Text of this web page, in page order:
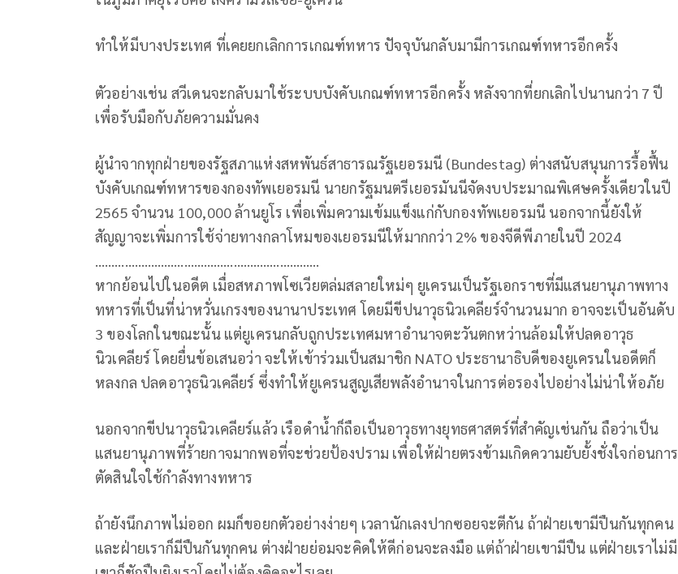
ทำให้มีบางประเทศ ที่เคยยกเลิกการเกณฑ์ทหาร ปัจจุบันกลับมามีการเกณฑ์ทหารอีกครั้ง
ตัวอย่างเช่น สวีเดนจะกลับมาใช้ระบบบังคับเกณฑ์ทหารอีกครั้ง หลังจากที่ยกเลิกไปนานกว่า 7 ปี
เพื่อรับมือกับภัยความมั่นคง
ผู้นำจากทุกฝ่ายของรัฐสภาแห่งสหพันธ์สาธารณรัฐเยอรมนี (Bundestag) ต่างสนับสนุนการรื้อฟื้น
บังคับเกณฑ์ทหารของกองทัพเยอรมนี นายกรัฐมนตรีเยอรมันนีจัดงบประมาณพิเศษครั้งเดียวในปี
2565 จำนวน 100,000 ล้านยูโร เพื่อเพิ่มความเข้มแข็งแก่กับกองทัพเยอรมนี นอกจากนี้ยังให้
สัญญาจะเพิ่มการใช้จ่ายทางกลาโหมของเยอรมนีให้มากกว่า 2% ของจีดีพีภายในปี 2024
………………………………………………..…………
หากย้อนไปในอดีต เมื่อสหภาพโซเวียตล่มสลายใหม่ๆ ยูเครนเป็นรัฐเอกราชที่มีแสนยานุภาพทาง
ทหารที่เป็นที่น่าหวั่นเกรงของนานาประเทศ โดยมีขีปนาวุธนิวเคลียร์จำนวนมาก อาจจะเป็นอันดับ
3 ของโลกในขณะนั้น แต่ยูเครนกลับถูกประเทศมหาอำนาจตะวันตกหว่านล้อมให้ปลดอาวุธ
นิวเคลียร์ โดยยื่นข้อเสนอว่า จะให้เข้าร่วมเป็นสมาชิก NATO ประธานาธิบดีของยูเครนในอดีตก็
หลงกล ปลดอาวุธนิวเคลียร์ ซึ่งทำให้ยูเครนสูญเสียพลังอำนาจในการต่อรองไปอย่างไม่น่าให้อภัย
นอกจากขีปนาวุธนิวเคลียร์แล้ว เรือดำน้ำก็ถือเป็นอาวุธทางยุทธศาสตร์ที่สำคัญเช่นกัน ถือว่าเป็น
แสนยานุภาพที่ร้ายกาจมากพอที่จะช่วยป้องปราม เพื่อให้ฝ่ายตรงข้ามเกิดความยับยั้งชั่งใจก่อนการ
ตัดสินใจใช้กำลังทางทหาร
ถ้ายังนึกภาพไม่ออก ผมก็ขอยกตัวอย่างง่ายๆ เวลานักเลงปากซอยจะตีกัน ถ้าฝ่ายเขามีปืนกันทุกคน
และฝ่ายเราก็มีปืนกันทุกคน ต่างฝ่ายย่อมจะคิดให้ดีก่อนจะลงมือ แต่ถ้าฝ่ายเขามีปืน แต่ฝ่ายเราไม่มี